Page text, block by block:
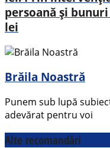
persoană și
lei
Brăila Noastră
Punem sub lupă
adevărat pentru voi
Alte recomandări